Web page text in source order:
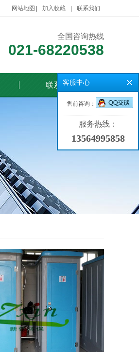
网站地图 加入收藏 联系我们
全国咨询热线
021-68220538
联系我们客服中心
售前咨询：
服务热线：
13564995858